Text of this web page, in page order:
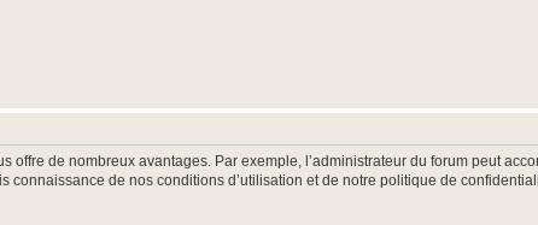
offre de nombreux avantages. Par exemple, l’administrateur du forum peut
de nos conditions d’utilisation et de notre politique de